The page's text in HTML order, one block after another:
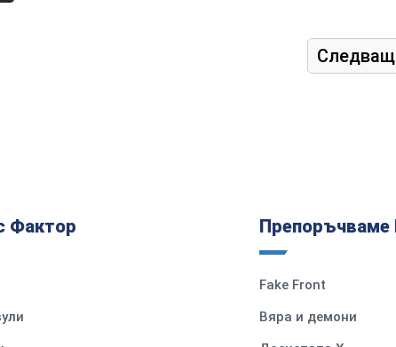
Фактор Препоръчваме
Fake Front
Вяра и демони